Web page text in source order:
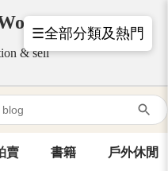
& sell
☰全部分類及熱門
賣 書籍 戶外休閒